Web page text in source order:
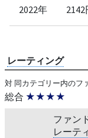
2022年 2142
レーティング
対 同カテゴリー内のフ
総合 ★★★★
ファン
レーテ